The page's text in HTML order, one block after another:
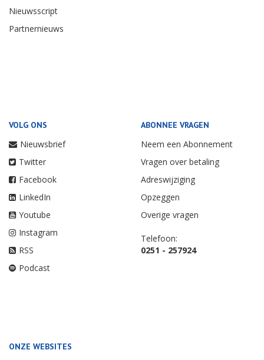
Nieuwsscript
Partnernieuws
VOLG ONS
Nieuwsbrief
Twitter
Facebook
LinkedIn
Youtube
Instagram
RSS
Podcast
ABONNEE VRAGEN
Neem een Abonnement
Vragen over betaling
Adreswijziging
Opzeggen
Overige vragen
Telefoon:
0251 - 257924
ONZE WEBSITES